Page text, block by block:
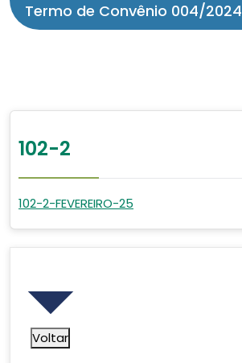
Termo de Convênio 004/2024
102-2
102-2-FEVEREIRO-25
Voltar